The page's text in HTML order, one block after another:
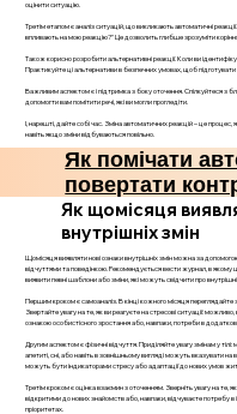
оцінити ситуацію.
Третім етапом є аналіз ситуацій, що викликають автоматичні
впливають на мою реакцію?" Це дозволить глибше зрозуміти коріння
Також корисно розробити альтернативні реакції. Коли ви
Практикуйте ці альтернативи в безпечних умовах, щоб підготувати
Важливим аспектом є і підтримка з боку оточення. Спілкуйтеся з
допомогти вам помітити речі, які ви могли прогледіти.
І, нарешті, дайте собі час. Зміна автоматичних реакцій – це
навіть якщо зміни відбуваються повільно.
Як помічати
повертати
Як щомісяця
внутрішніх змін
Щомісяця виявляти нові ознаки внутрішніх змін можна за
відчуттями та поведінкою. Рекомендується вести журнал, в якому
виявити певні шаблони або зміни, які можуть свідчити про
Першим кроком є самоаналіз. В кінці кожного місяця переглядайте
Звертайте увагу на те, як ви реагуєте на стресові ситуації:
ознакою особистісного зростання або, навпаки, потреби в
Другим аспектом є фізичні відчуття. Приділяйте увагу змінам у
апетиті, сні, або навіть в зовнішньому вигляді можуть вказувати
можуть бути індикаторами стресу або адаптації до нових умов
Третім кроком є оцінка взаємин з оточенням. Зверніть увагу на
відкритими до нових знайомств або, навпаки, відчуваєте потребу в
пріоритетах.